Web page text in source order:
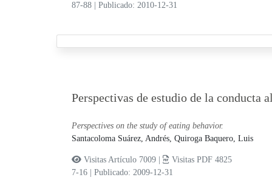
87-88
Publicado: 2010-12-31
Perspectivas de estudio de la conducta
Perspectives on the study of eating behavior.
Santacoloma Suárez, Andrés, Quiroga Baquero, Luis
Visitas Artículo 7009 |
Visitas PDF 4825
7-16
Publicado: 2009-12-31